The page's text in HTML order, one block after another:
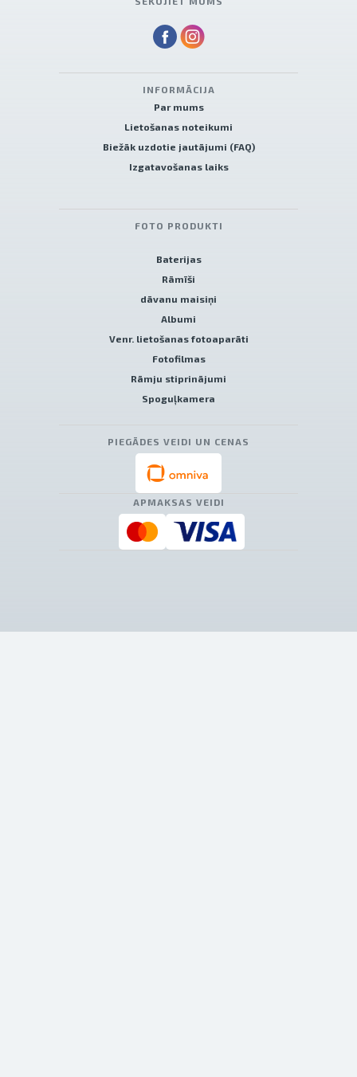
INFORMĀCIJA
Par mums
Lietošanas noteikumi
Biežāk uzdotie jautājumi (FAQ)
Izgatavošanas laiks
FOTO PRODUKTI
Baterijas
Rāmīši
dāvanu maisiņi
Albumi
Venr. lietošanas fotoaparāti
Fotofilmas
Rāmju stiprinājumi
Spoguļkamera
PIEGĀDES VEIDI UN CENAS
APMAKSAS VEIDI